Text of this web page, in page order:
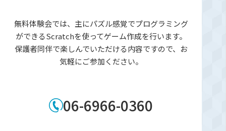
無料体験会では、主にパズル感覚でプログラミング
ができるScratchを使ってゲーム作成を行います。
保護者同伴で楽しんでいただける内容ですので、お
気軽にご参加ください。
06-6966-0360